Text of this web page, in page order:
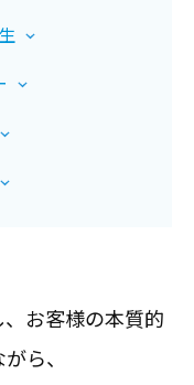
お客様の本質的
ら、